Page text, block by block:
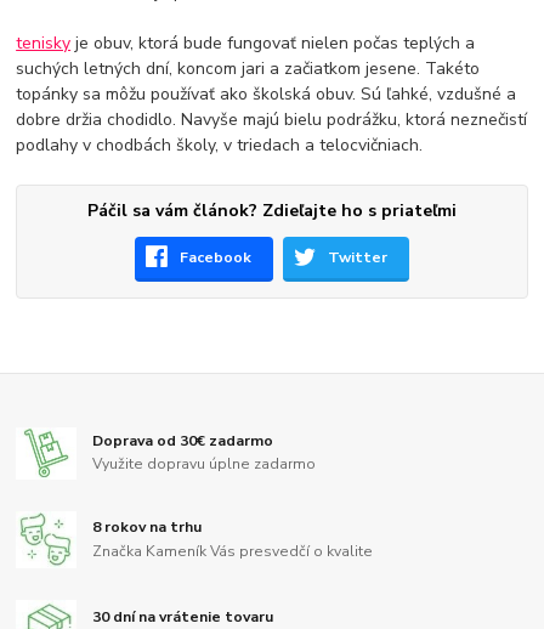
tenisky je obuv, ktorá bude fungovať nielen počas teplých a
suchých letných dní, koncom jari a začiatkom jesene. Takéto
topánky sa môžu používať ako školská obuv. Sú ľahké, vzdušné a
dobre držia chodidlo. Navyše majú bielu podrážku, ktorá neznečistí
podlahy v chodbách školy, v triedach a telocvičniach.
Páčil sa vám článok? Zdieľajte ho s priateľmi
Facebook Twitter
Doprava od 30€ zadarmo
Využite dopravu úplne zadarmo
8 rokov na trhu
Značka Kameník Vás presvedčí o kvalite
30 dní na vrátenie tovaru